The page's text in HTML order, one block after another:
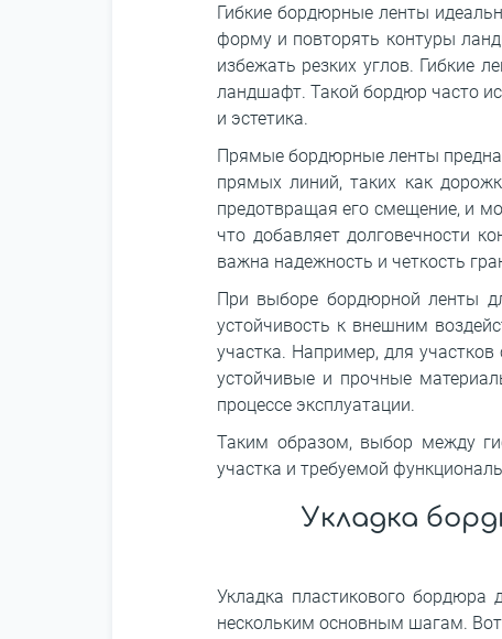
Гибкие бордюрные ленты
форму и повторять контуры
избежать резких углов. Гибкие
ландшафт. Такой бордюр часто
и эстетика.
Прямые бордюрные ленты
прямых линий, таких как
предотвращая его смещение, и
что добавляет долговечности
важна надежность и четкость
При выборе бордюрной ленты
устойчивость к внешним
участка. Например, для
устойчивые и прочные
процессе эксплуатации.
Таким образом, выбор между
участка и требуемой
Укладка
Укладка пластикового
нескольким основным шагам.